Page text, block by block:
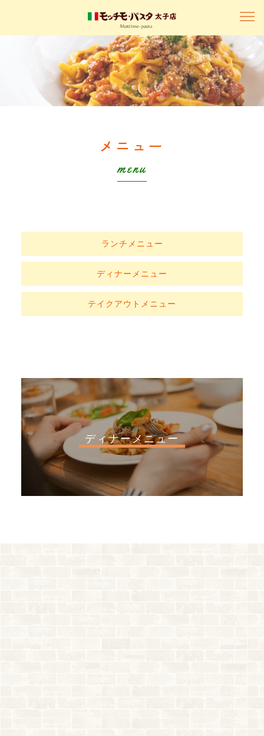
メニュー
menu
ランチメニュー
ディナーメニュー
テイクアウトメニュー
ディナーメニュー